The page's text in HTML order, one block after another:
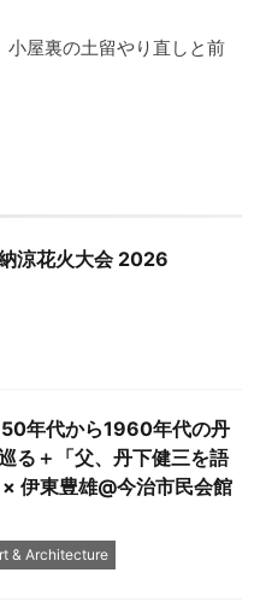
屋裏の土留やり直しと前
涼花火大会 2026
年代から1960年代の丹
る＋「父、丹下健三を語
伊東豊雄@今治市民会館
& Architecture